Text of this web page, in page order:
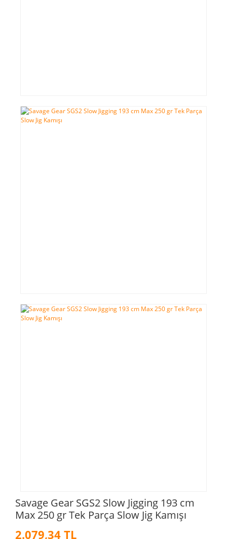
Savage Gear SGS2 Slow Jigging 193 cm
Max 250 gr Tek Parça Slow Jig Kamışı
2.079,34 TL